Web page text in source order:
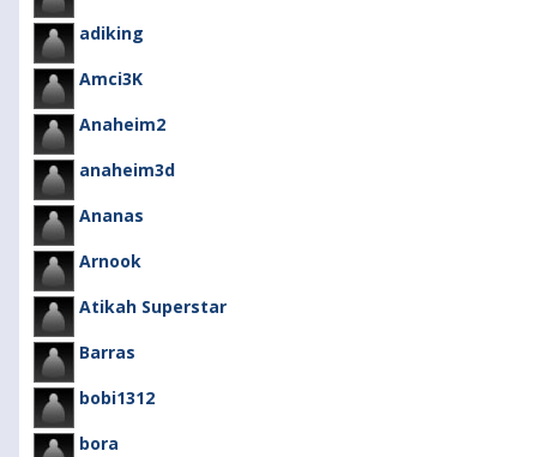
adiking
Amci3K
Anaheim2
anaheim3d
Ananas
Arnook
Atikah Superstar
Barras
bobi1312
bora